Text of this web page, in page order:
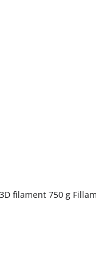
filament 750 g